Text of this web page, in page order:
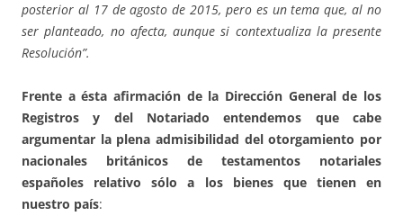
posterior al 17 de agosto de 2015, pero es un tema que, al no
ser planteado, no afecta, aunque si contextualiza la presente
Resolución”.
Frente a ésta afirmación de la Dirección General de los
Registros y del Notariado entendemos que cabe
argumentar la plena admisibilidad del otorgamiento por
nacionales británicos de testamentos notariales
españoles relativo sólo a los bienes que tienen en
nuestro país: